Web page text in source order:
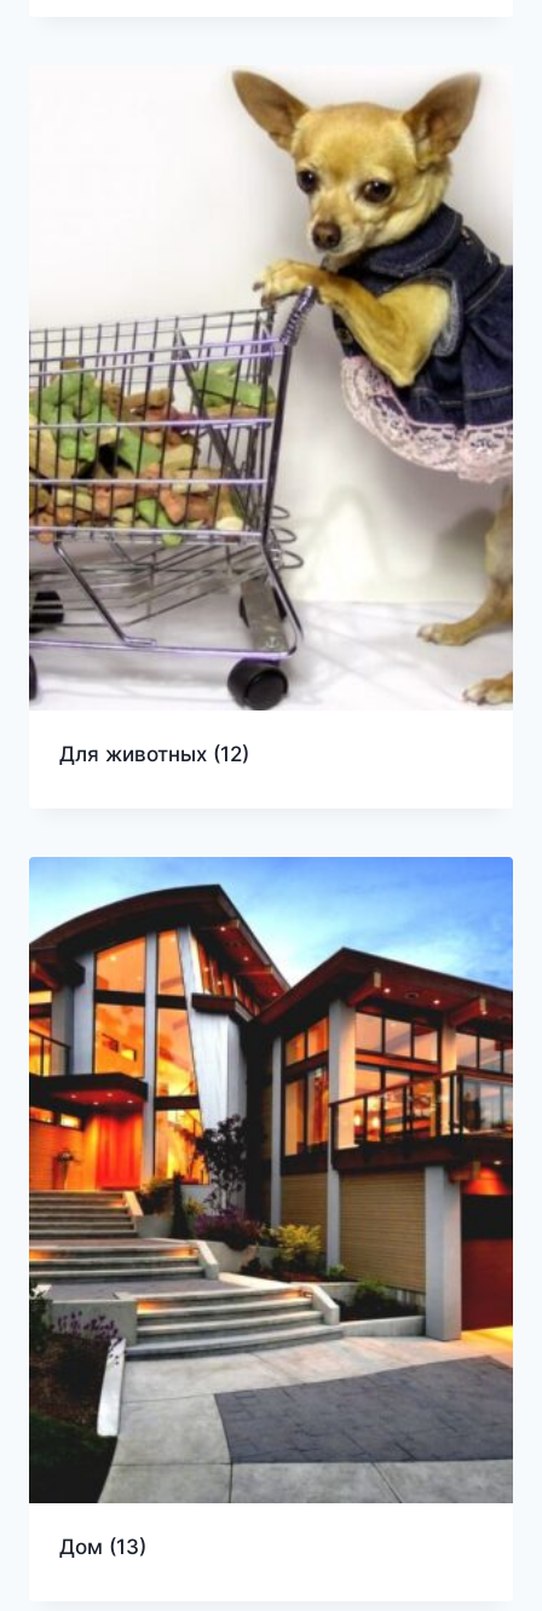
Для животных (12)
Дом (13)